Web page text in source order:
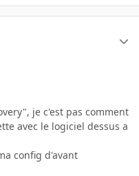
je c'est pas comment
avec le logiciel dessus a
config d'avant